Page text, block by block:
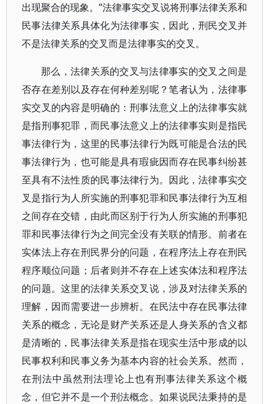
出现聚合的现象。”法律事实交叉说将刑事法律关系和
民事法律关系具体化为法律事实，因此，刑民交叉并
不是法律关系的交叉而是法律事实的交叉。
那么，法律关系的交叉与法律事实的交叉之间是
否存在差别以及存在何种差别呢？笔者认为，法律事
实交叉的内容是明确的：刑事法意义上的法律事实就
是指刑事犯罪，而民事法意义上的法律事实则是指民
事法律行为，这里的民事法律行为既可能是合法的民
事法律行为，也可能是具有瑕疵因而存在民事纠纷甚
至具有不法性质的民事法律行为。因此，法律事实交
叉是指行为人所实施的刑事犯罪和民事法律行为互相
之间存在交错，由此而区别于行为人所实施的刑事犯
罪和民事法律行为之间完全没有关联的情形。前者在
实体法上存在刑民界分的问题，在程序法上存在刑民
程序顺位问题；后者则并不存在上述实体法和程序法
的问题。这里的法律关系交叉说，涉及对法律关系的
理解，因而需要进一步辨析。在民法中存在民事法律
关系的概念，无论是财产关系还是人身关系的含义都
是清晰的，民事法律关系是指在现实生活中形成的以
民事权利和民事义务为基本内容的社会关系。然而，
在刑法中虽然刑法理论上也有刑事法律关系这个概
念，但它并不是一个刑法概念。如果说民法秉持的是